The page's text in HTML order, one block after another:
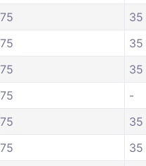
75
35
75
35
75
35
75
-
75
35
75
35